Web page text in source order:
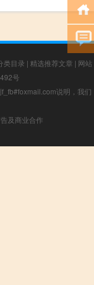
类目录 | 精选推荐文章 | 网站
号
说明，我们
及商业合作